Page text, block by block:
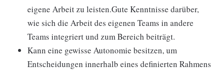
eigene Arbeit zu leisten.Gute Kenntnisse darüber,
wie sich die Arbeit des eigenen Teams in andere
Teams integriert und zum Bereich beiträgt.
Kann eine gewisse Autonomie besitzen, um
Entscheidungen innerhalb eines definierten Rahmens